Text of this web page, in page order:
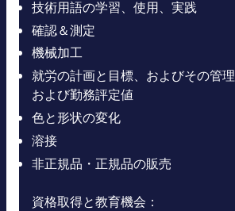
技術用語の学習、使用、実践
確認＆測定
機械加工
就労の計画と目標、およびその管理
および勤務評定値
色と形状の変化
溶接
非正規品・正規品の販売
資格取得と教育機会：